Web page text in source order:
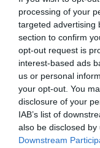
processing of your
targeted advertising
section to confirm
opt-out request is
interest-based ads
us or personal
your opt-out. You
disclosure of your
IAB’s list of
also be disclosed
Downstream
volt és tudjuk, hogy
A lehetséges csatár
versenyeznem kell,
három naponta
Mint a csapat
legjobb az lenne, ha
esélye, hogy a Barca
Messiről: “A hat
különleges. Amit Ő